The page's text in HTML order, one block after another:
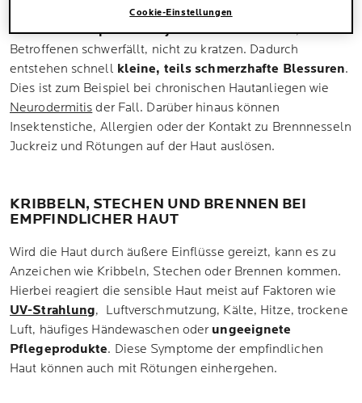
Ekzemenneigender Haut auf. Die
sensible Hautspannt und jucktzum Teil so stark, dass es
Betroffenen schwerfällt, nicht zu kratzen. Dadurch
entstehen schnell kleine, teils schmerzhafte Blessuren.
Dies ist zum Beispiel bei chronischen Hautanliegen wie
Neurodermitis der Fall. Darüber hinaus können
Insektenstiche, Allergien oder der Kontakt zu Brennnesseln
Juckreiz und Rötungen auf der Haut auslösen.
KRIBBELN, STECHEN UND BRENNEN BEI
EMPFINDLICHER HAUT
Wird die Haut durch äußere Einflüsse gereizt, kann es zu
Anzeichen wie Kribbeln, Stechen oder Brennen kommen.
Hierbei reagiert die sensible Haut meist auf Faktoren wie
UV-Strahlung, Luftverschmutzung, Kälte, Hitze, trockene
Luft, häufiges Händewaschen oder ungeeignete
Pflegeprodukte. Diese Symptome der empfindlichen
Haut können auch mit Rötungen einhergehen.
Cookie-Einstellungen